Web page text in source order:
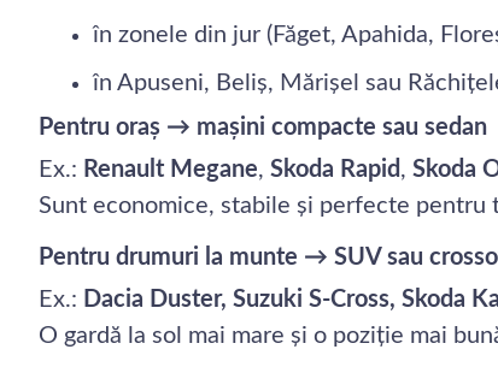
în zonele din jur (Făget, Apahida,
în Apuseni, Beliș, Mărișel sau
Pentru oraș → mașini compacte sau sedan
Ex.: Renault Megane, Skoda Rapid , Skoda
Sunt economice, stabile și perfecte pentru
Pentru drumuri la munte → SUV sau
Ex.: Dacia Duster, Suzuki S-Cross, Skoda
O gardă la sol mai mare și o poziție mai